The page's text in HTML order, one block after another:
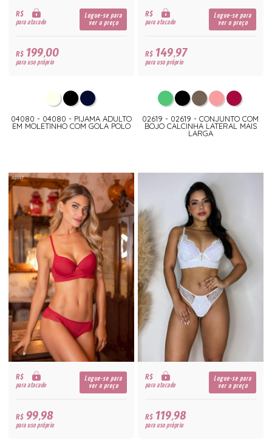
R$
para atacado
Logue-se para
ver o preço
R$199,00
para uso próprio
04080 - 04080 - PIJAMA ADULTO
EM MOLETINHO COM GOLA POLO
R$
para atacado
Logue-se para
ver o preço
R$149,97
para uso próprio
02619 - 02619 - CONJUNTO COM
BOJO CALCINHA LATERAL MAIS
LARGA
R$
para atacado
Logue-se para
ver o preço
R$99,98
para uso próprio
R$
para atacado
Logue-se para
ver o preço
R$119,98
para uso próprio